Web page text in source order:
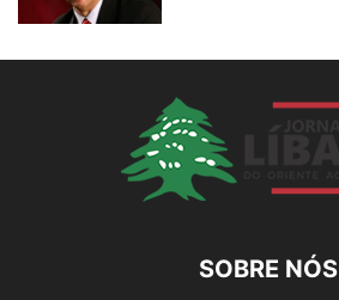
SOBRE NÓS